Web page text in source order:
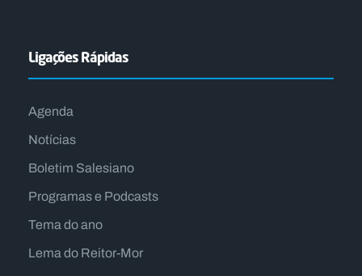
Ligações Rápidas
Agenda
Notícias
Boletim Salesiano
Programas e Podcasts
Tema do ano
Lema do Reitor-Mor